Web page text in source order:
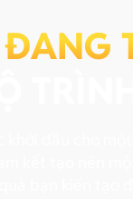
khởi đầu cho
kết tạo nên
quả bạn kiến tạo